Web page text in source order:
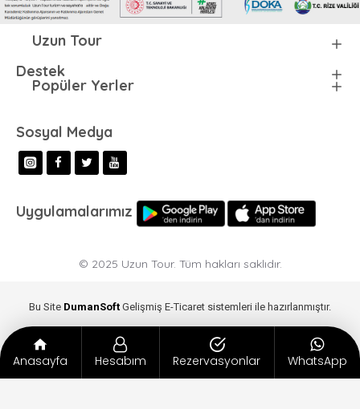
Uzun Tour
Destek
Popüler Yerler
Sosyal Medya
Uygulamalarımız
© 2025 Uzun Tour. Tüm hakları saklıdır.
Bu Site DumanSoftGelişmiş E-Ticaret sistemleri ile hazırlanmıştır.
Anasayfa Hesabım Rezervasyonlar WhatsApp